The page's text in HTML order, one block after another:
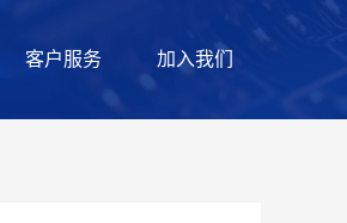
客户服务 加入我们